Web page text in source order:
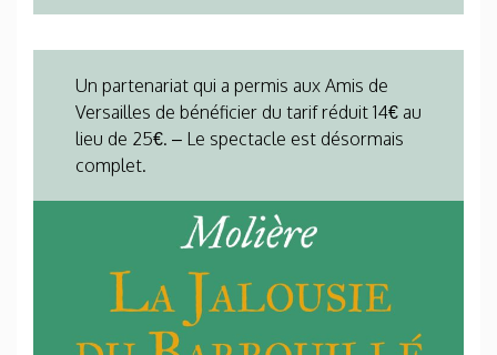
Un partenariat qui a permis aux Amis de
Versailles de bénéficier du tarif réduit 14€ au
lieu de 25€. – Le spectacle est désormais
complet.